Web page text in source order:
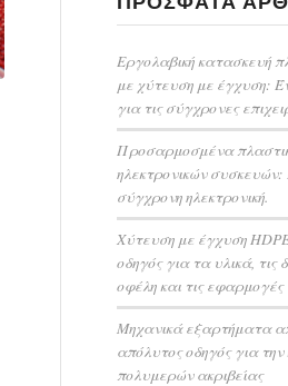
Εργολαβική κατασκευή
με χύτευση με έγχυση:
για τις σύγχρονες
Προσαρμοσμένα
ηλεκτρονικών συσκευών:
σύγχρονη ηλεκτρονική.
Χύτευση με έγχυση
οδηγός για τα υλικά, τις
οφέλη και τις εφαρμογές
Μηχανικά εξαρτήματα
απόλυτος οδηγός για
πολυμερών ακριβείας